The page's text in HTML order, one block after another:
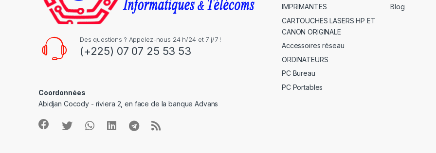
Des questions ? Appelez-nous 24 h/24 et 7 j/7 !
(+225) 07 07 25 53 53
Coordonnées
Abidjan Cocody - riviera 2, en face de la banque Advans
IMPRIMANTES
CARTOUCHES LASERS HP ET
CANON ORIGINALE
Accessoires réseau
ORDINATEURS
PC Bureau
PC Portables
Blog